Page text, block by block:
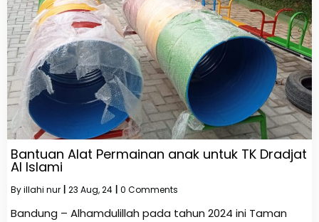
Bantuan Alat Permainan anak untuk TK Dradjat
Al Islami
Byillahi nur 23 Aug, 24 0 Comments
Bandung – Alhamdulillah pada tahun 2024 ini Taman